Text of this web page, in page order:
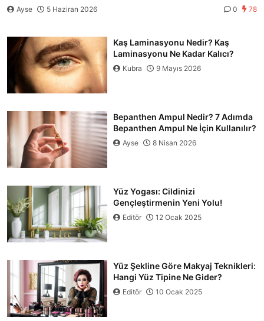
Ayse 5 Haziran 2026 0 78
Kaş Laminasyonu Nedir? Kaş
Laminasyonu Ne Kadar Kalıcı?
Kubra 9 Mayıs 2026
Bepanthen Ampul Nedir? 7 Adımda
Bepanthen Ampul Ne İçin Kullanılır?
Ayse 8 Nisan 2026
Yüz Yogası: Cildinizi
Gençleştirmenin Yeni Yolu!
Editör 12 Ocak 2025
Yüz Şekline Göre Makyaj Teknikleri:
Hangi Yüz Tipine Ne Gider?
Editör 10 Ocak 2025